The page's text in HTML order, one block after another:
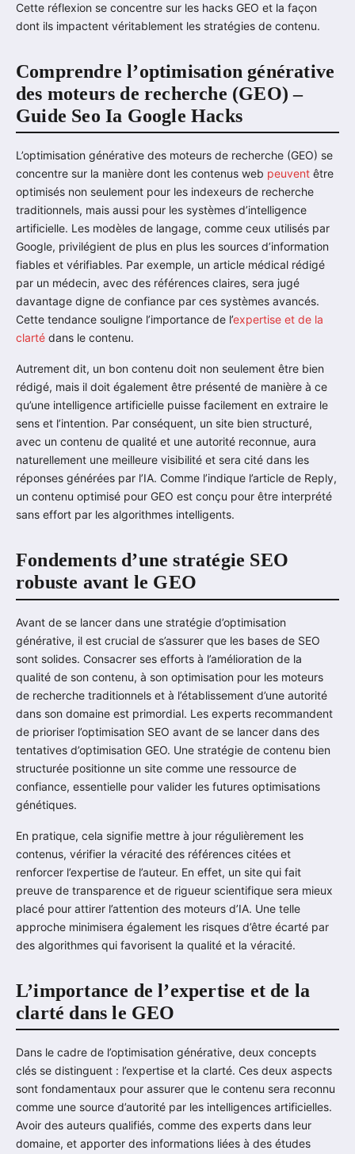
Cette réflexion se concentre sur les hacks GEO et la façon
dont ils impactent véritablement les stratégies de contenu.
Comprendre l’optimisation générative
des moteurs de recherche (GEO) –
Guide Seo Ia Google Hacks
L’optimisation générative des moteurs de recherche (GEO) se
concentre sur la manière dont les contenus web peuvent être
optimisés non seulement pour les indexeurs de recherche
traditionnels, mais aussi pour les systèmes d’intelligence
artificielle. Les modèles de langage, comme ceux utilisés par
Google, privilégient de plus en plus les sources d’information
fiables et vérifiables. Par exemple, un article médical rédigé
par un médecin, avec des références claires, sera jugé
davantage digne de confiance par ces systèmes avancés.
Cette tendance souligne l’importance de l’expertise et de la
clarté dans le contenu.
Autrement dit, un bon contenu doit non seulement être bien
rédigé, mais il doit également être présenté de manière à ce
qu’une intelligence artificielle puisse facilement en extraire le
sens et l’intention. Par conséquent, un site bien structuré,
avec un contenu de qualité et une autorité reconnue, aura
naturellement une meilleure visibilité et sera cité dans les
réponses générées par l’IA. Comme l’indique l’article de Reply,
un contenu optimisé pour GEO est conçu pour être interprété
sans effort par les algorithmes intelligents.
Fondements d’une stratégie SEO
robuste avant le GEO
Avant de se lancer dans une stratégie d’optimisation
générative, il est crucial de s’assurer que les bases de SEO
sont solides. Consacrer ses efforts à l’amélioration de la
qualité de son contenu, à son optimisation pour les moteurs
de recherche traditionnels et à l’établissement d’une autorité
dans son domaine est primordial. Les experts recommandent
de prioriser l’optimisation SEO avant de se lancer dans des
tentatives d’optimisation GEO. Une stratégie de contenu bien
structurée positionne un site comme une ressource de
confiance, essentielle pour valider les futures optimisations
génétiques.
En pratique, cela signifie mettre à jour régulièrement les
contenus, vérifier la véracité des références citées et
renforcer l’expertise de l’auteur. En effet, un site qui fait
preuve de transparence et de rigueur scientifique sera mieux
placé pour attirer l’attention des moteurs d’IA. Une telle
approche minimisera également les risques d’être écarté par
des algorithmes qui favorisent la qualité et la véracité.
L’importance de l’expertise et de la
clarté dans le GEO
Dans le cadre de l’optimisation générative, deux concepts
clés se distinguent : l’expertise et la clarté. Ces deux aspects
sont fondamentaux pour assurer que le contenu sera reconnu
comme une source d’autorité par les intelligences artificielles.
Avoir des auteurs qualifiés, comme des experts dans leur
domaine, et apporter des informations liées à des études